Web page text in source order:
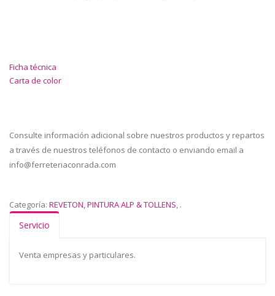
Ficha técnica
Carta de color
Consulte información adicional sobre nuestros productos y repartos
a través de nuestros teléfonos de contacto o enviando email a
info@ferreteriaconrada.com
Categoría: REVETON, PINTURA ALP & TOLLENS, .
Servicio
Venta empresas y particulares.